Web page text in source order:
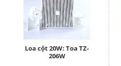
Loa cột 20W: Toa TZ-
206W